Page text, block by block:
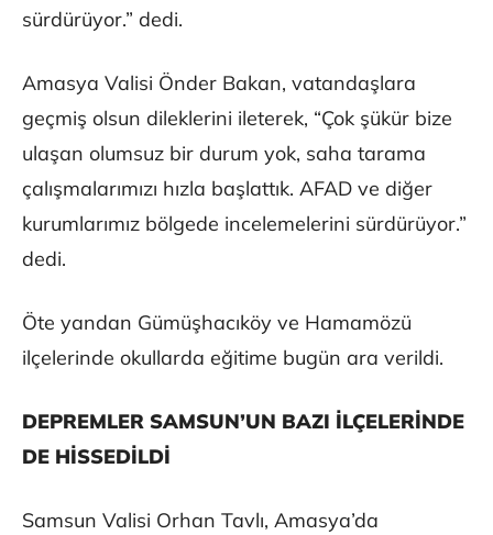
sürdürüyor.” dedi.
Amasya Valisi Önder Bakan, vatandaşlara
geçmiş olsun dileklerini ileterek, “Çok şükür bize
ulaşan olumsuz bir durum yok, saha tarama
çalışmalarımızı hızla başlattık. AFAD ve diğer
kurumlarımız bölgede incelemelerini sürdürüyor.”
dedi.
Öte yandan Gümüşhacıköy ve Hamamözü
ilçelerinde okullarda eğitime bugün ara verildi.
DEPREMLER SAMSUN’UN BAZI İLÇELERİNDE
DE HİSSEDİLDİ
Samsun Valisi Orhan Tavlı, Amasya’da